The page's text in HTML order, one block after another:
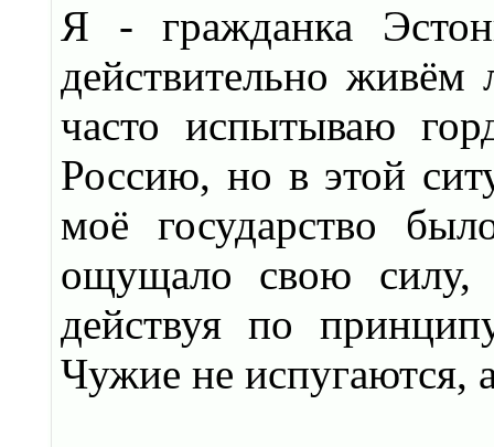
Я - гражданка
действительно
часто испытываю
Россию, но в этой
моё государство
ощущало свою силу,
действуя по
Чужие не испугаются,